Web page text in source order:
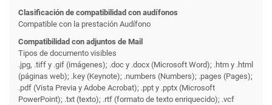
Clasificación de compati­bilidad con audífonos
Compatible con la prestación Audífono
Compati­bilidad con adjuntos de Mail
Tipos de documento visibles
.jpg, .tiff y .gif (imágenes); .doc y .docx (Microsoft Word); .htm y .html
(páginas web); .key (Keynote); .numbers (Numbers); .pages (Pages);
.pdf (Vista Previa y Adobe Acrobat); .ppt y .pptx (Microsoft
PowerPoint); .txt (texto); .rtf (formato de texto enriquecido); .vcf